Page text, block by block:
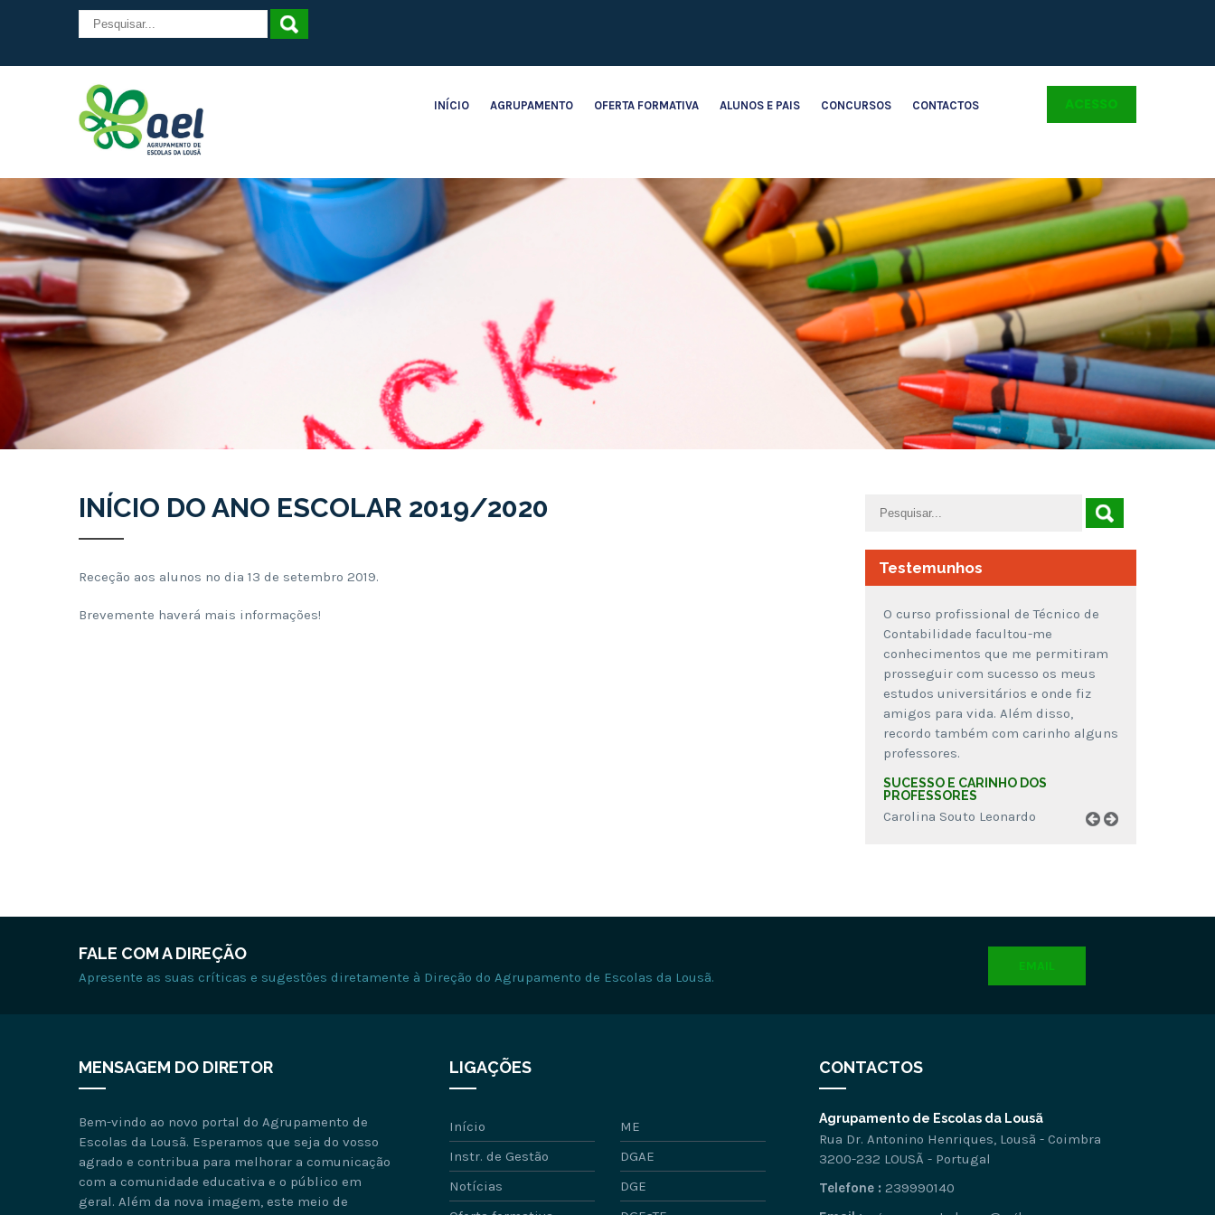
INÍCIO AGRUPAMENTO OFERTA FORMATIVA ALUNOS E PAIS CONCURSOS CONTACTOS ACESSO
INÍCIO DO ANO ESCOLAR 2019/2020
Receção aos alunos no dia 13 de setembro 2019.
Brevemente haverá mais informações!
Testemunhos
O curso profissional de Técnico de
Contabilidade facultou-me
conhecimentos que me permitiram
prosseguir com sucesso os meus
estudos universitários e onde fiz
amigos para vida. Além disso,
recordo também com carinho alguns
professores.
SUCESSO E CARINHO DOS
PROFESSORES
Carolina Souto Leonardo
FALE COM A DIREÇÃO
Apresente as suas críticas e sugestões diretamente à Direção do Agrupamento de Escolas da Lousã.
EMAIL
MENSAGEM DO DIRETOR
Bem-vindo ao novo portal do Agrupamento de
Escolas da Lousã. Esperamos que seja do vosso
agrado e contribua para melhorar a comunicação
com a comunidade educativa e o público em
geral. Além da nova imagem, este meio de
LIGAÇÕES
Início
ME
Instr. de Gestão
DGAE
Notícias
DGE
CONTACTOS
Agrupamento de Escolas da Lousã
Rua Dr. Antonino Henriques, Lousã - Coimbra
3200-232 LOUSÃ - Portugal
Telefone : 239990140